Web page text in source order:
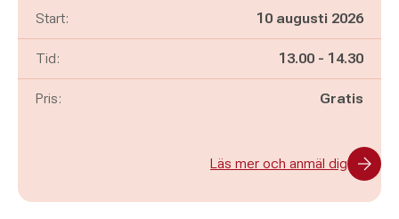
Start: 10 augusti 2026
Tid: Pågår mellan
13.00 - och
14.30
Pris: Gratis
Läs mer och anmäl dig